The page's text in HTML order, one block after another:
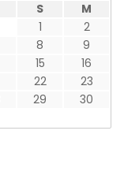
S
M
1
2
8
9
15
16
22
23
29
30